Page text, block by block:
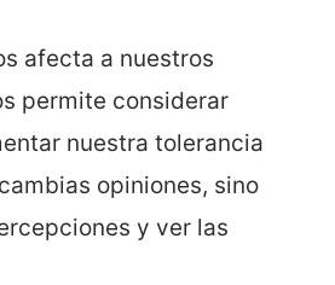
afecta a nuestros
permite considerar
nuestra tolerancia
opiniones, sino
y ver las